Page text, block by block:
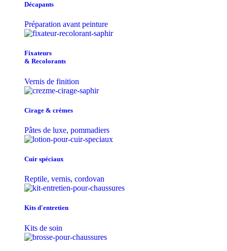
Décapants
Préparation avant peinture
Fixateurs
& Recolorants
Vernis de finition
Cirage & crèmes
Pâtes de luxe, pommadiers
Cuir spéciaux
Reptile, vernis, cordovan
Kits d'entretien
Kits de soin